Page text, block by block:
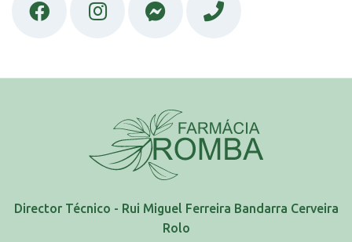
Director Técnico - Rui Miguel Ferreira Bandarra Cerveira
Rolo